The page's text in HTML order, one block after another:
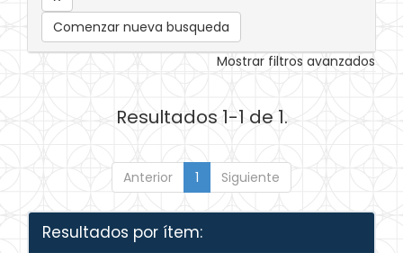
Comenzar nueva busqueda
Mostrar filtros avanzados
Resultados 1-1 de 1.
Anterior 1 Siguiente
Resultados por ítem: